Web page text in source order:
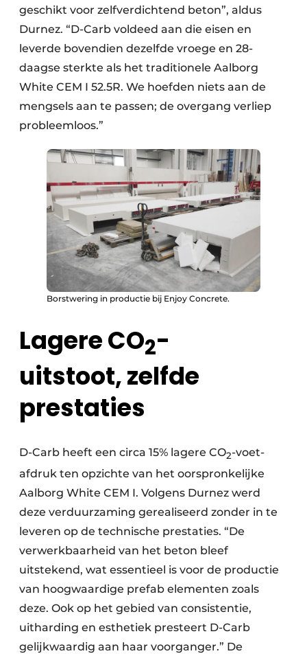
geschikt voor zelfverdichtend beton”, aldus
Durnez. “D-Carb voldeed aan die eisen en
leverde bovendien dezelfde vroege en 28-
daagse sterkte als het traditionele Aalborg
White CEM I 52.5R. We hoefden niets aan de
mengsels aan te passen; de overgang verliep
probleemloos.”
Borstwering in productie bij Enjoy Concrete.
Lagere CO2-
uitstoot, zelfde
prestaties
D-Carb heeft een circa 15% lagere CO2-voet-
afdruk ten opzichte van het oorspronkelijke
Aalborg White CEM I. Volgens Durnez werd
deze verduurzaming gerealiseerd zonder in te
leveren op de technische prestaties. “De
verwerkbaarheid van het beton bleef
uitstekend, wat essentieel is voor de productie
van hoogwaardige prefab elementen zoals
deze. Ook op het gebied van consistentie,
uitharding en esthetiek presteert D-Carb
gelijkwaardig aan haar voorganger.” De